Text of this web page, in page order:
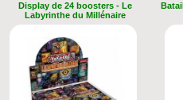
Display de 24 boosters - Le
Labyrinthe du Millénaire